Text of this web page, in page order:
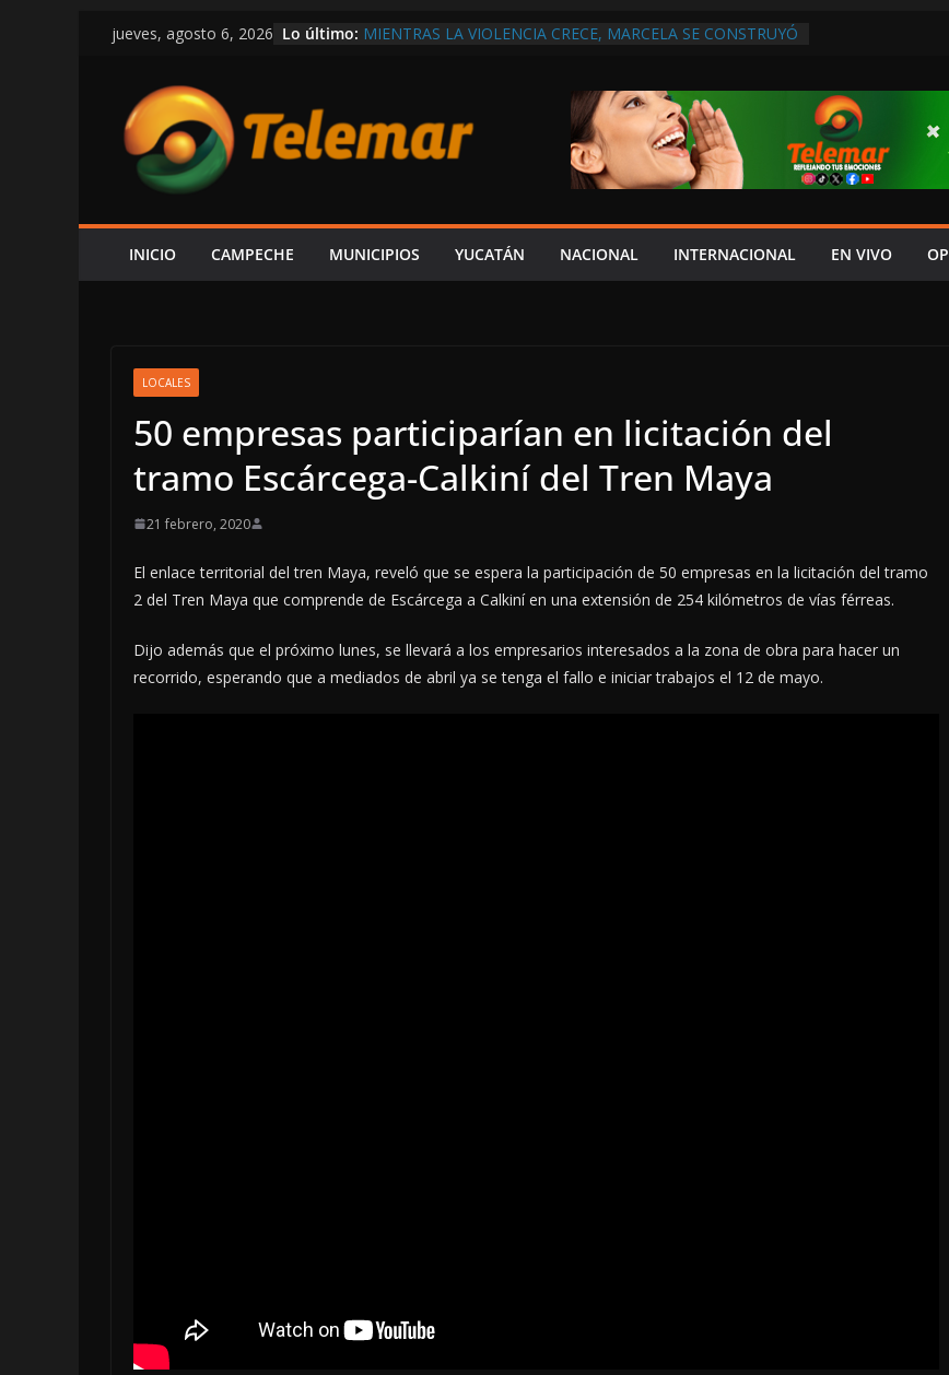
Saltar
contenido
jueves, agosto 6, 2026 Lo último: MIENTRAS LA VIOLENCIA CRECE, MARCELA SE CONSTRUYÓ
ECONOMÍA Y GENERAR EMPLEOS
AUNQUE PROTEXA NO PAGA A PROVEEDORES, PEMEX LA
PREMIA CON CONTRATO
CONFIRMA REHN QUE HAY UN PROYECTO PARA
CONSTRUIR CENTRO CULTURAL MULTIFUNCIONAL EN EL
ESPERA ALCUDIA AUTORIZACIÓN MÉDICA PARA FIJAR
AUDIENCIA AL PRESUNTO RESPONSABLE DEL ACCIDENTE
INICIO CAMPECHE MUNICIPIOS YUCATÁN NACIONAL INTERNACIONAL EN VIVO
LOCALES
50 empresas participarían en licitación del
tramo Escárcega-Calkiní del Tren Maya
21 febrero, 2020
El enlace territorial del tren Maya, reveló que se espera la participación de 50 empresas en la licitación del tramo
2 del Tren Maya que comprende de Escárcega a Calkiní en una extensión de 254 kilómetros de vías férreas.
Dijo además que el próximo lunes, se llevará a los empresarios interesados a la zona de obra para hacer un
recorrido, esperando que a mediados de abril ya se tenga el fallo e iniciar trabajos el 12 de mayo.